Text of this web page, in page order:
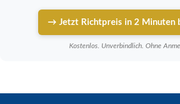
→ Jetzt Richtpreis in 2 Minuten
Kostenlos. Unverbindlich. Ohne